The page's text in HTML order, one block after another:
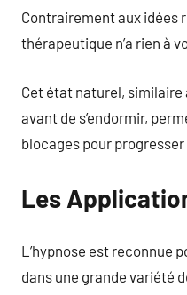
Contrairement aux idées
thérapeutique n’a rien à
Cet état naturel, similaire
avant de s’endormir,
blocages pour
Les
L’hypnose est reconnue
dans une grande variété